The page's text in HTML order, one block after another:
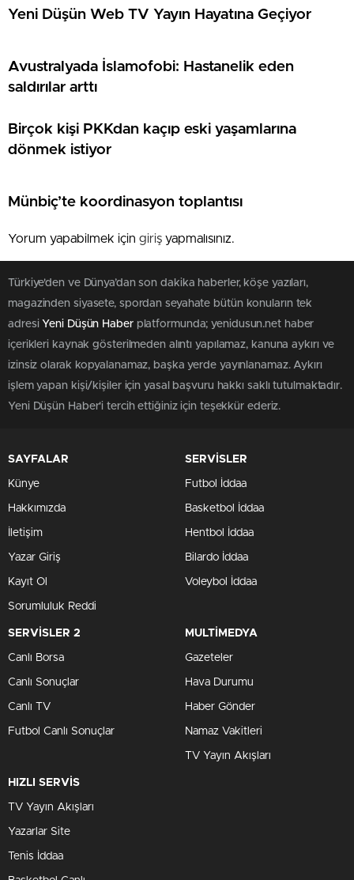
Yeni Düşün Web TV Yayın Hayatına Geçiyor
Avustralyada İslamofobi: Hastanelik eden
saldırılar arttı
Birçok kişi PKKdan kaçıp eski yaşamlarına
dönmek istiyor
Münbiç’te koordinasyon toplantısı
Yorum yapabilmek için giriş yapmalısınız.
Türkiye'den ve Dünya’dan son dakika haberler, köşe yazıları,
magazinden siyasete, spordan seyahate bütün konuların tek
adresiYeni Düşün Haberplatformunda; yenidusun.net haber
içerikleri kaynak gösterilmeden alıntı yapılamaz, kanuna aykırı ve
izinsiz olarak kopyalanamaz, başka yerde yayınlanamaz. Aykırı
işlem yapan kişi/kişiler için yasal başvuru hakkı saklı tutulmaktadır.
Yeni Düşün Haber'i tercih ettiğiniz için teşekkür ederiz.
SAYFALAR
Künye
Hakkımızda
İletişim
Yazar Giriş
Kayıt Ol
Sorumluluk Reddi
SERVİSLER
Futbol İddaa
Basketbol İddaa
Hentbol İddaa
Bilardo İddaa
Voleybol İddaa
SERVİSLER 2
Canlı Borsa
Canlı Sonuçlar
Canlı TV
Futbol Canlı Sonuçlar
MULTİMEDYA
Gazeteler
Hava Durumu
Haber Gönder
Namaz Vakitleri
TV Yayın Akışları
HIZLI SERVİS
TV Yayın Akışları
Yazarlar Site
Tenis İddaa